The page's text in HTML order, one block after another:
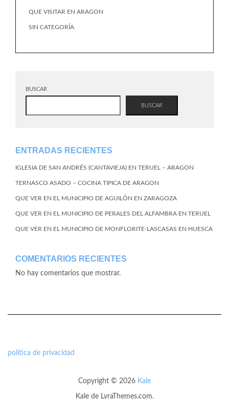
QUE VISITAR EN ARAGON
SIN CATEGORÍA
BUSCAR
BUSCAR
ENTRADAS RECIENTES
IGLESIA DE SAN ANDRÉS (CANTAVIEJA) EN TERUEL – ARAGON
TERNASCO ASADO – COCINA TIPICA DE ARAGON
QUE VER EN EL MUNICIPIO DE AGUILÓN EN ZARAGOZA
QUE VER EN EL MUNICIPIO DE PERALES DEL ALFAMBRA EN TERUEL
QUE VER EN EL MUNICIPIO DE MONFLORITE-LASCASAS EN HUESCA
COMENTARIOS RECIENTES
No hay comentarios que mostrar.
politica de privacidad
Copyright © 2026 Kale
Kalede LyraThemes.com.